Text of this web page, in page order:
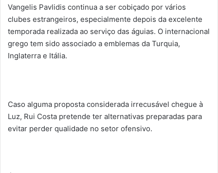
Vangelis Pavlidis continua a ser cobiçado por vários
clubes estrangeiros, especialmente depois da excelente
temporada realizada ao serviço das águias. O internacional
grego tem sido associado a emblemas da Turquia,
Inglaterra e Itália.
Caso alguma proposta considerada irrecusável chegue à
Luz, Rui Costa pretende ter alternativas preparadas para
evitar perder qualidade no setor ofensivo.